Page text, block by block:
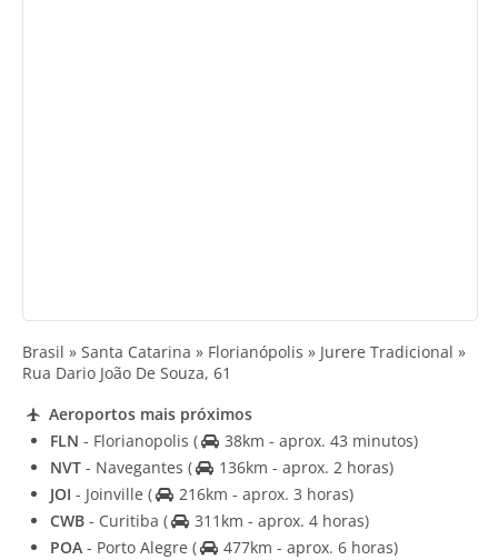
Brasil » Santa Catarina » Florianópolis » Jurere Tradicional »
Rua Dario João De Souza, 61
Aeroportos mais próximos
FLN - Florianopolis (
38km - aprox. 43 minutos)
NVT - Navegantes (
136km - aprox. 2 horas)
JOI - Joinville (
216km - aprox. 3 horas)
CWB - Curitiba (
311km - aprox. 4 horas)
POA - Porto Alegre ( 477km - aprox. 6 horas)